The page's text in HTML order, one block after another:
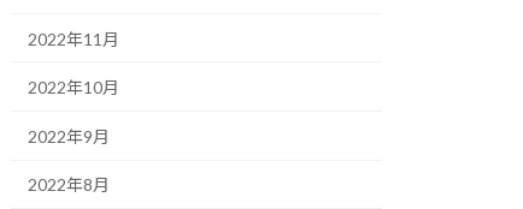
2022年11月
2022年10月
2022年9月
2022年8月